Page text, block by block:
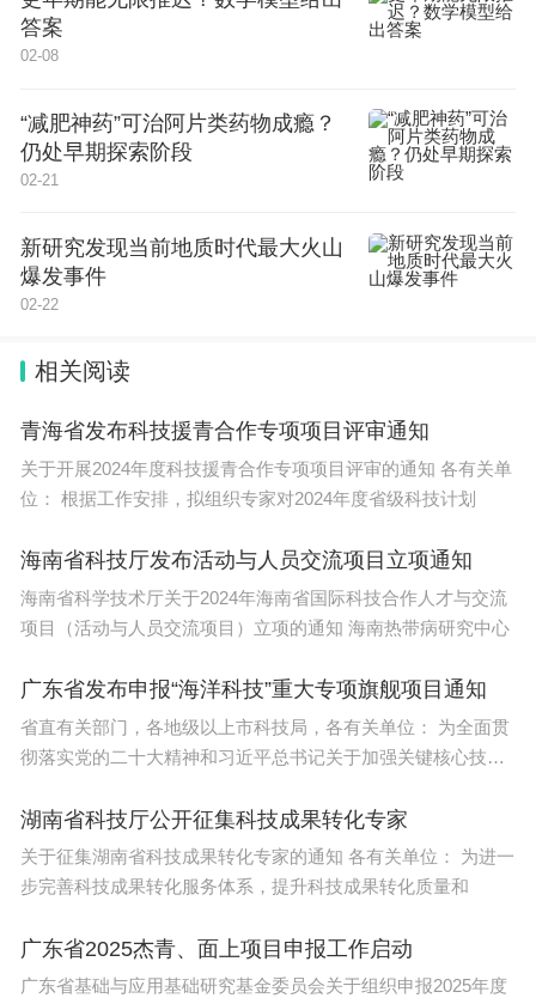
（二）补贴申请时间
2024年4月24日至2025年1月10日。如需更改补
正相关信息的，也应于2025年1月10日24时前完成更
改。逾期未提交补贴申请或补正相关申请信息的，不
予办理补贴。
三、申报材料
（一）申请人身份信息，需上传身份证正反面照
（二）申请人银行账户信息；
证明》原件照片或扫描件；
（四）新车《机动车销售统一发票》《机动车登
拟申请汽车以旧换新补贴资金的车主应在《细
则》规定时间期限内，将上述材料上传到全国汽车流
通信息管理系统网站或“汽车以旧换新”小程序。
四、具体流程
（一）旧车报废
报废机动车回收拆解企业对回收的报废机动车，应当
向机动车车主出具《报废机动车回收证明》，收回机
动车登记证书、号牌、行驶证，并按照国家有关规定
及时向公安机关交通管理部门办理注销登记，将《机
动车注销证明》转交机动车车主。
答案
02-08
“减肥神药”可治阿片类药物成瘾？
仍处早期探索阶段
02-21
新研究发现当前地质时代最大火山
爆发事件
02-22
相关阅读
青海省发布科技援青合作专项项目评审通知
关于开展2024年度科技援青合作专项项目评审的通知 各有关单
位： 根据工作安排，拟组织专家对2024年度省级科技计划
海南省科技厅发布活动与人员交流项目立项通知
海南省科学技术厅关于2024年海南省国际科技合作人才与交流
项目（活动与人员交流项目）立项的通知 海南热带病研究中心
广东省发布申报“海洋科技”重大专项旗舰项目通知
省直有关部门，各地级以上市科技局，各有关单位： 为全面贯
彻落实党的二十大精神和习近平总书记关于加强关键核心技术
湖南省科技厅公开征集科技成果转化专家
关于征集湖南省科技成果转化专家的通知 各有关单位： 为进一
步完善科技成果转化服务体系，提升科技成果转化质量和
广东省2025杰青、面上项目申报工作启动
广东省基础与应用基础研究基金委员会关于组织申报2025年度